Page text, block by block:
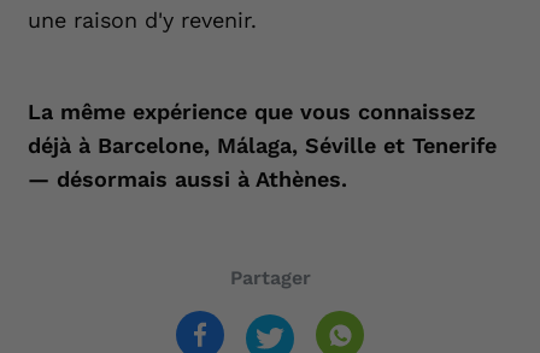
une raison d'y revenir.
La même expérience que vous connaissez
déjà à Barcelone, Málaga, Séville et Tenerife
— désormais aussi à Athènes.
Partager